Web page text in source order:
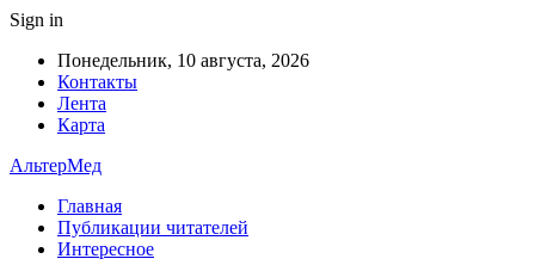
Sign in
Понедельник, 10 августа, 2026
Контакты
Лента
Карта
АльтерМед
Главная
Публикации читателей
Интересное